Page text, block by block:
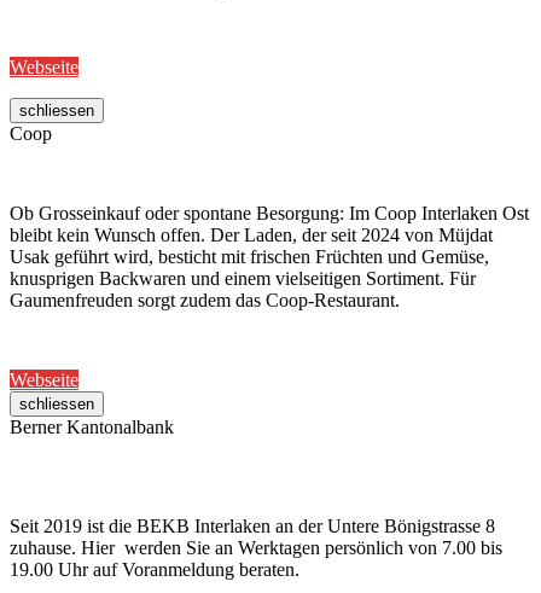
Webseite
schliessen
Coop
Ob Grosseinkauf oder spontane Besorgung: Im Coop Interlaken Ost
bleibt kein Wunsch offen. Der Laden, der seit 2024 von Müjdat
Usak geführt wird, besticht mit frischen Früchten und Gemüse,
knusprigen Backwaren und einem vielseitigen Sortiment. Für
Gaumenfreuden sorgt zudem das Coop-Restaurant.
Webseite
schliessen
Berner Kantonalbank
Seit 2019 ist die BEKB Interlaken an der Untere Bönigstrasse 8
zuhause. Hier werden Sie an Werktagen persönlich von 7.00 bis
19.00 Uhr auf Voranmeldung beraten.